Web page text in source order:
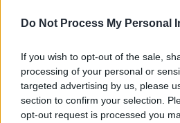
Do Not Process My Personal
If you wish to opt-out of the sale,
processing of your personal or
targeted advertising by us, please
section to confirm your selection.
opt-out request is processed you
μόνο να διασκεδάσετε
Πραγματικά πολλά δώρα…
Απίθανα δώρα, μέχρι
ευρώ!